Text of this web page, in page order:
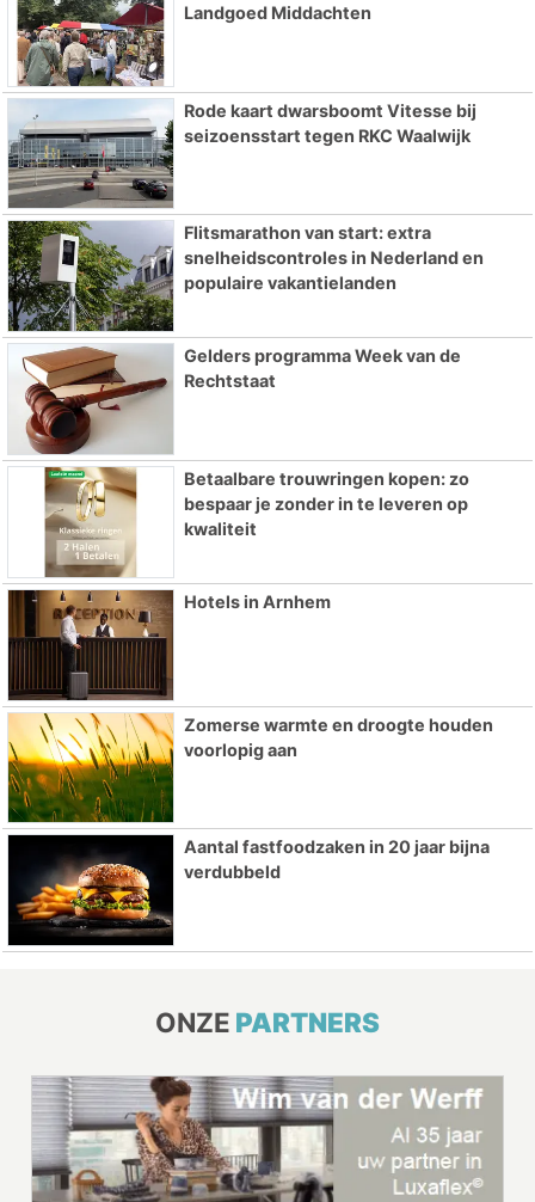
Landgoed Middachten
Rode kaart dwarsboomt Vitesse bij
seizoensstart tegen RKC Waalwijk
Flitsmarathon van start: extra
snelheidscontroles in Nederland en
populaire vakantielanden
Gelders programma Week van de
Rechtstaat
Betaalbare trouwringen kopen: zo
bespaar je zonder in te leveren op
kwaliteit
Hotels in Arnhem
Zomerse warmte en droogte houden
voorlopig aan
Aantal fastfoodzaken in 20 jaar bijna
verdubbeld
ONZE PARTNERS